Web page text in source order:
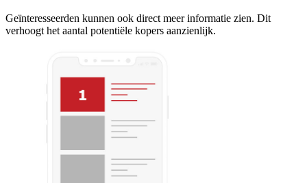
Geïnteresseerden kunnen ook direct meer informatie zien. Dit
verhoogt het aantal potentiële kopers aanzienlijk.